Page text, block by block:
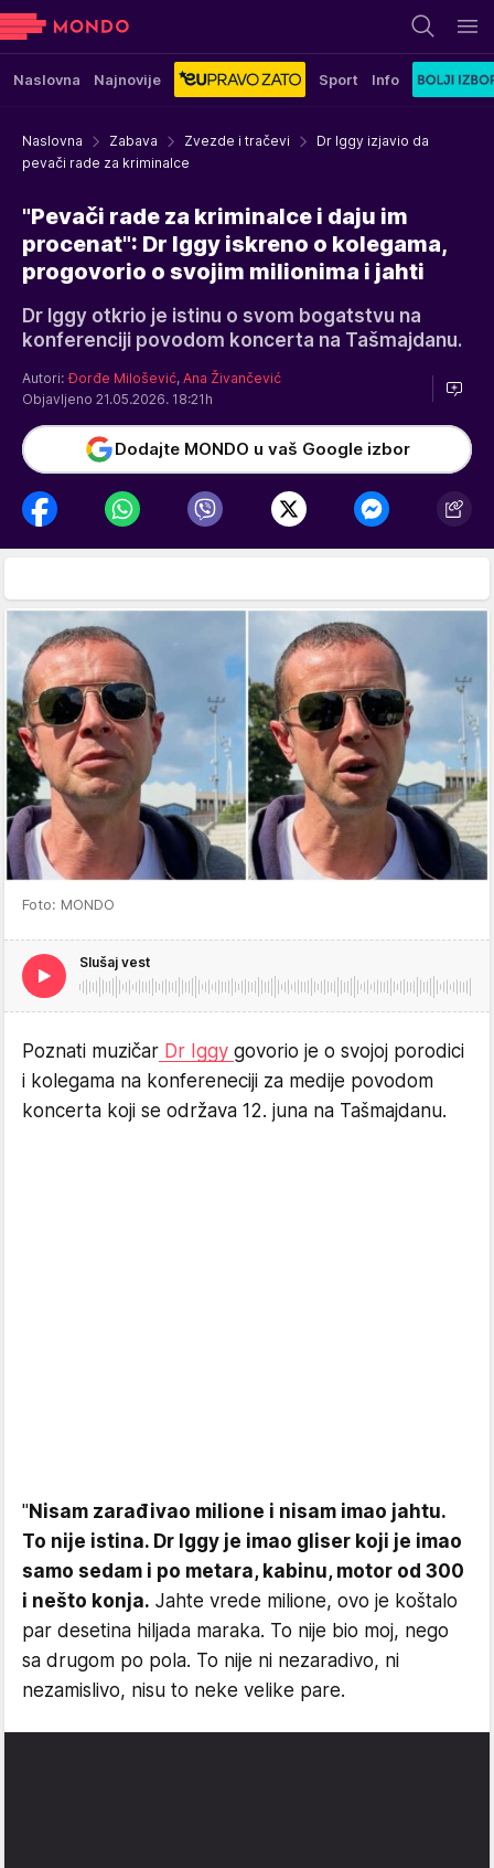
Naslovna Najnovije Sport Info
Naslovna Zabava Zvezde i tračevi
Dr Iggy izjavio da
pevači rade za kriminalce
"Pevači rade za kriminalce i daju im
procenat": Dr Iggy iskreno o kolegama,
progovorio o svojim milionima i jahti
Dr Iggy otkrio je istinu o svom bogatstvu na
konferenciji povodom koncerta na Tašmajdanu.
Autori: Đorđe Milošević, Ana Živančević
Objavljeno 21.05.2026. 18:21h
Dodajte MONDO u vaš Google izbor
Foto: MONDO
Slušaj vest
Poznati muzičar Dr Iggy govorio je o svojoj porodici
i kolegama na konfereneciji za medije povodom
koncerta koji se održava 12. juna na Tašmajdanu.
"Nisam zarađivao milione i nisam imao jahtu.
To nije istina. Dr Iggy je imao gliser koji je imao
samo sedam i po metara, kabinu, motor od 300
i nešto konja. Jahte vrede milione, ovo je koštalo
par desetina hiljada maraka. To nije bio moj, nego
sa drugom po pola. To nije ni nezaradivo, ni
nezamislivo, nisu to neke velike pare.